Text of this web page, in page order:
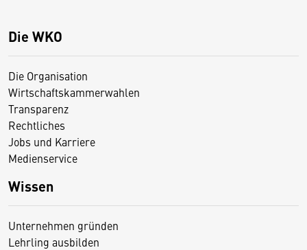
Die WKO
Die Organisation
Wirtschaftskammerwahlen
Transparenz
Rechtliches
Jobs und Karriere
Medienservice
Wissen
Unternehmen gründen
Lehrling ausbilden